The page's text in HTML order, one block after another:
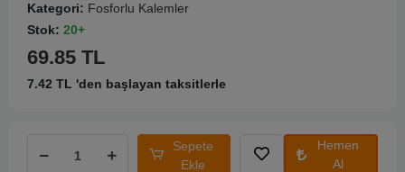
Kategori: Fosforlu Kalemler
Stok: 20+
69.85 TL
7.42 TL 'den başlayan taksitlerle
Sepete
Ekle
Hemen
Al